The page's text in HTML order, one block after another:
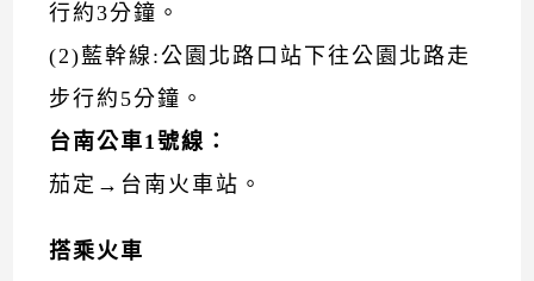
行約3分鐘。
(2)藍幹線:公園北路口站下往公園北路走
步行約5分鐘。
台南公車1號線：
茄定→台南火車站。
搭乘火車